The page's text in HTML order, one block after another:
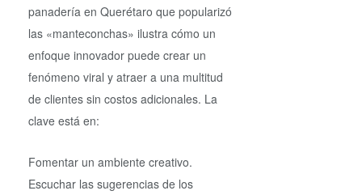
panadería en Querétaro que popularizó
las «manteconchas» ilustra cómo un
enfoque innovador puede crear un
fenómeno viral y atraer a una multitud
de clientes sin costos adicionales. La
clave está en:
Fomentar un ambiente creativo.
Escuchar las sugerencias de los